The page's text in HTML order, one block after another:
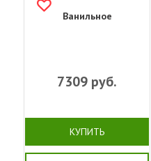
Ванильное
7309 руб.
КУПИТЬ